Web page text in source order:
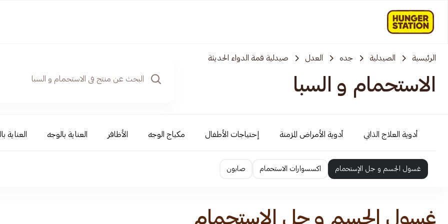
الرئيسية الصيدلية جده العدل صيدلية قمة الدواء الحديثة
الاستحمام و السبا
أدوية العلاج الذاتي أدوية الأمراض المزمنة إحتياجات الأطفال مكياج الوجه الأظافر العناية بالوجه العناية
غسول الجسم و جل الإستحمام اكسسوارات الاستحمام صابون
غسول الجسم و جل الإستحمام